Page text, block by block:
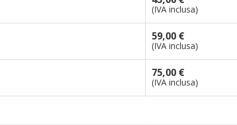
(IVA inclusa)
59,00 €
(IVA inclusa)
75,00 €
(IVA inclusa)